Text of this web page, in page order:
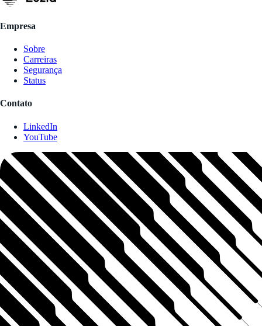
Empresa
Sobre
Carreiras
Segurança
Status
Contato
LinkedIn
YouTube